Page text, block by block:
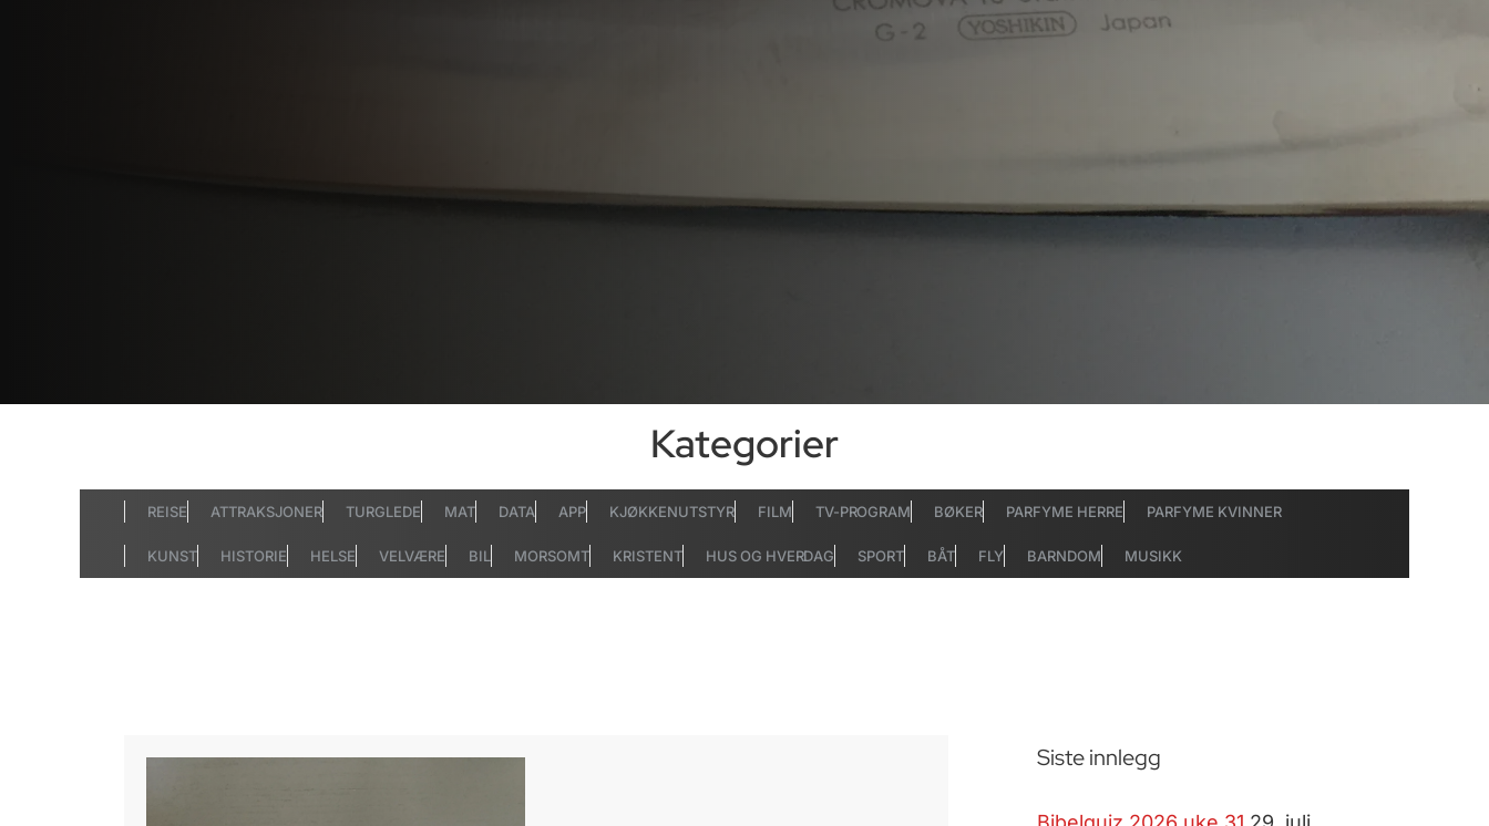
Kategorier
REISE ATTRAKSJONER TURGLEDE MAT DATA APP KJØKKENUTSTYR FILM TV-PROGRAM BØKER PARFYME HERRE PARFYME KVINNER
KUNST HISTORIE HELSE VELVÆRE BIL MORSOMT KRISTENT HUS OG HVERDAG SPORT BÅT FLY BARNDOM MUSIKK
Siste innlegg